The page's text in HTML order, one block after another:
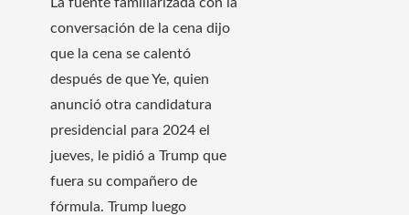
conversación de la cena dijo
que la cena se calentó
después de que Ye, quien
anunció otra candidatura
presidencial para 2024 el
jueves, le pidió a Trump que
fuera su compañero de
fórmula. Trump luego